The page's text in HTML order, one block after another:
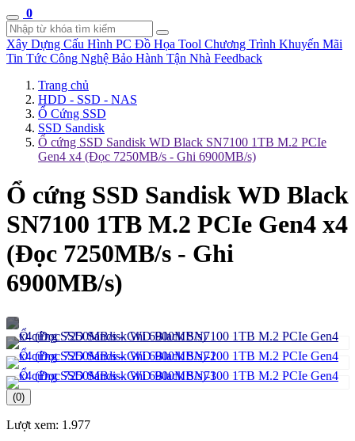
0
Xây Dựng Cấu Hình PC Đồ Họa Tool Chương Trình Khuyến Mãi
Tin Tức Công Nghệ Bảo Hành Tận Nhà Feedback
Trang chủ
HDD - SSD - NAS
Ổ Cứng SSD
SSD Sandisk
Ổ cứng SSD Sandisk WD Black SN7100 1TB M.2 PCIe
Gen4 x4 (Đọc 7250MB/s - Ghi 6900MB/s)
Ổ cứng SSD Sandisk WD Black
SN7100 1TB M.2 PCIe Gen4 x4
(Đọc 7250MB/s - Ghi
6900MB/s)
(0)
Lượt xem: 1.977